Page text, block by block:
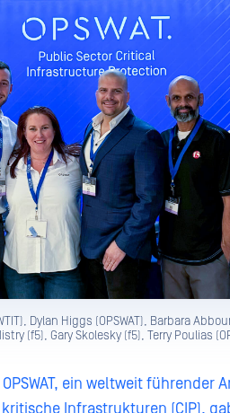
Dylan Higgs (OPSWAT), Barbara
(f5), Gary Skolesky (f5), Terry Poulias
OPSWAT, ein weltweit führender
Infrastrukturen (CIP),